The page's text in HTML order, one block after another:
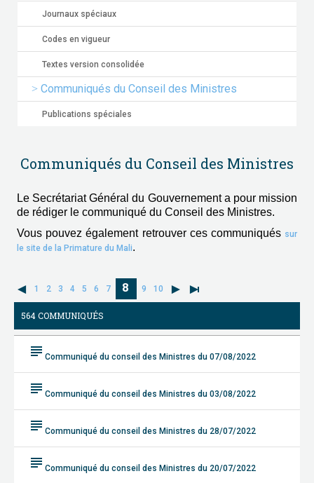
Journaux spéciaux
Codes en vigueur
Textes version consolidée
Communiqués du Conseil des Ministres
Publications spéciales
Communiqués du Conseil des Ministres
Le Secrétariat Général du Gouvernement a pour mission
de rédiger le communiqué du Conseil des Ministres.
Vous pouvez également retrouver ces communiqués sur
le site de la Primature du Mali.
1 2 3 4 5 6 7 8 9 10
564 COMMUNIQUÉS
subject Communiqué du conseil des Ministres du 07/08/2022
subject Communiqué du conseil des Ministres du 03/08/2022
subject Communiqué du conseil des Ministres du 28/07/2022
subject Communiqué du conseil des Ministres du 20/07/2022